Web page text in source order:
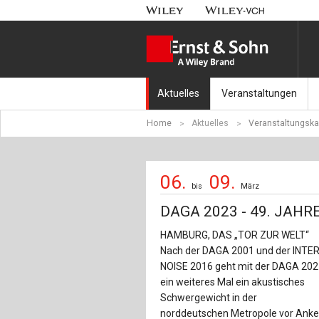
Aktuelles
Nachrichten
Aktuell erschienen
Erscheint in Kürze
Veranstaltungen
Münchener
Fachkonferenz
Symposium
Home Aktuelles
06. bis 09. März
DAGA 2023 - 49.
HAMBURG, DAS „TOR ZUR WELT“
Nach der DAGA 2001 und der
NOISE 2016 geht mit der DAGA
ein weiteres Mal ein akustisches
Schwergewicht in der
norddeutschen Metropole vor